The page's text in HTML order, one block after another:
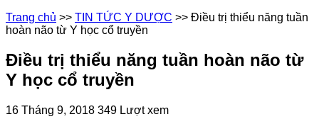
Trang chủ >> TIN TỨC Y DƯỢC >> Điều trị thiểu năng tuần
hoàn não từ Y học cổ truyền
Điều trị thiểu năng tuần hoàn não từ
Y học cổ truyền
16 Tháng 9, 2018 349 Lượt xem